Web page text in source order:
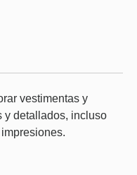
vestimentas y
y detallados, incluso